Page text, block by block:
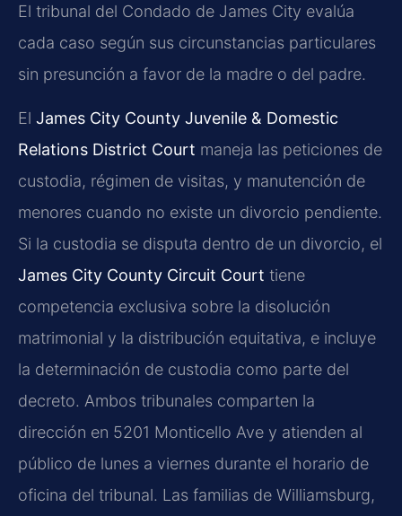
El tribunal del Condado de James City evalúa
cada caso según sus circunstancias particulares
sin presunción a favor de la madre o del padre.
El James City County Juvenile & Domestic
Relations District Court maneja las peticiones de
custodia, régimen de visitas, y manutención de
menores cuando no existe un divorcio pendiente.
Si la custodia se disputa dentro de un divorcio, el
James City County Circuit Court tiene
competencia exclusiva sobre la disolución
matrimonial y la distribución equitativa, e incluye
la determinación de custodia como parte del
decreto. Ambos tribunales comparten la
dirección en 5201 Monticello Ave y atienden al
público de lunes a viernes durante el horario de
oficina del tribunal. Las familias de Williamsburg,